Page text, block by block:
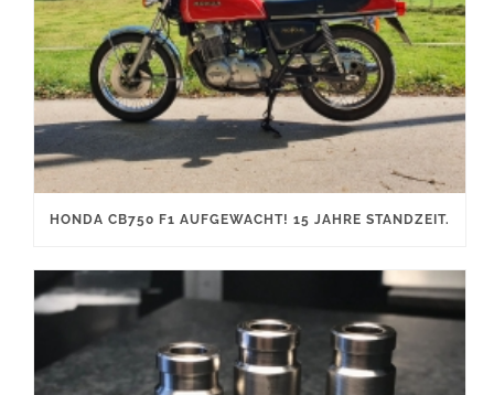
HONDA CB750 F1 AUFGEWACHT! 15 JAHRE STANDZEIT.